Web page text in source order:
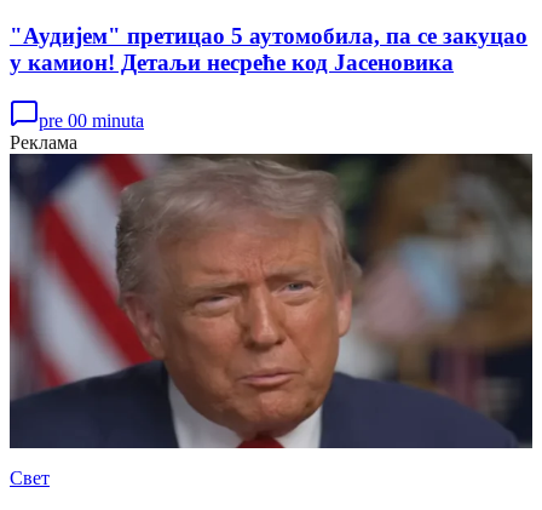
"Аудијем" претицао 5 аутомобила, па се закуцао
у камион! Детаљи несреће код Јасеновика
pre 00 minuta
Реклама
Свет